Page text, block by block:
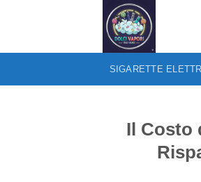
SIGARETTE
Il Costo